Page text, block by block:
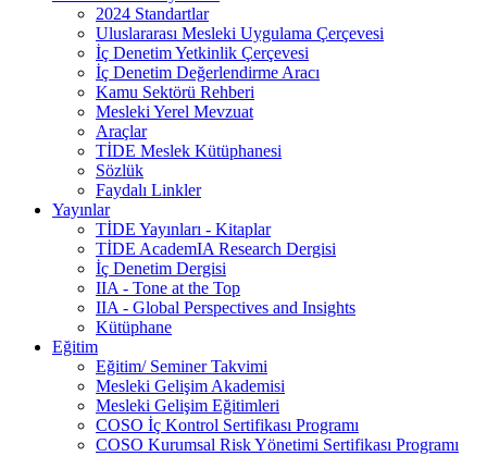
2024 Standartlar
Uluslararası Mesleki Uygulama Çerçevesi
İç Denetim Yetkinlik Çerçevesi
İç Denetim Değerlendirme Aracı
Kamu Sektörü Rehberi
Mesleki Yerel Mevzuat
Araçlar
TİDE Meslek Kütüphanesi
Sözlük
Faydalı Linkler
Yayınlar
TİDE Yayınları - Kitaplar
TİDE AcademIA Research Dergisi
İç Denetim Dergisi
IIA - Tone at the Top
IIA - Global Perspectives and Insights
Kütüphane
Eğitim
Eğitim/ Seminer Takvimi
Mesleki Gelişim Akademisi
Mesleki Gelişim Eğitimleri
COSO İç Kontrol Sertifikası Programı
COSO Kurumsal Risk Yönetimi Sertifikası Programı